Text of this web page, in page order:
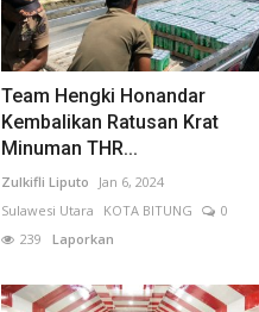
Team Hengki Honandar
Kembalikan Ratusan Krat
Minuman THR...
Zulkifli Liputo
Jan 6, 2024
Sulawesi Utara
KOTA BITUNG
0
239 Laporkan